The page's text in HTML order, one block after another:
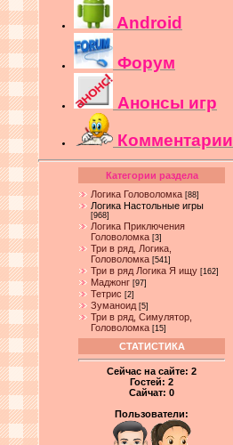
Android
Форум
Анонсы игр
Комментарии
Категории раздела
Логика Головоломка [88]
Логика Настольные игры
[968]
Логика Приключения
Головоломка [3]
Три в ряд, Логика,
Головоломка [541]
Три в ряд Логика Я ищу [162]
Маджонг [97]
Тетрис [2]
Зуманоид [5]
Три в ряд, Симулятор,
Головоломка [15]
СТАТИСТИКА
Сейчас на сайте: 2
Гостей: 2
Сайчат: 0
Пользователи: